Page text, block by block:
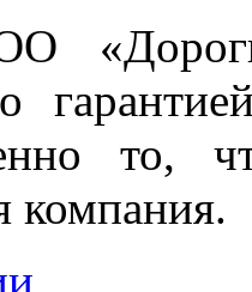
то,
компания.